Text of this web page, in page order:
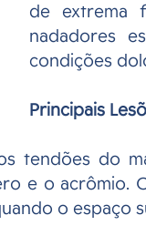
de extrema
nadadores
condições
Principais
tendões do
e o acrômio.
o espaço